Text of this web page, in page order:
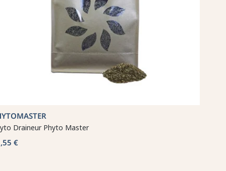
Draineur Phyto Master
€